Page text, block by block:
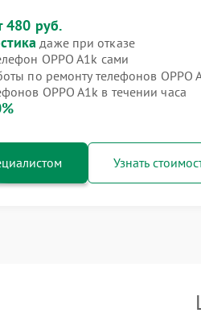
480 руб.
даже при отказе
OPPO A1k сами
по ремонту телефонов OPPO
OPPO A1k в течении часа
Узнать